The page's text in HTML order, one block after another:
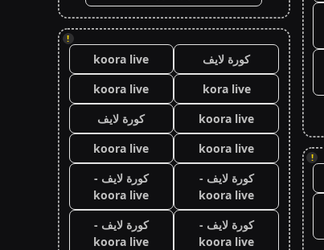
!
!
كورة لايف
koora live
kora live
koora live
koora live
كورة لايف
koora live
koora live
كورة لايف -
koora live
كورة لايف -
koora live
كورة لايف -
koora live
كورة لايف -
koora live